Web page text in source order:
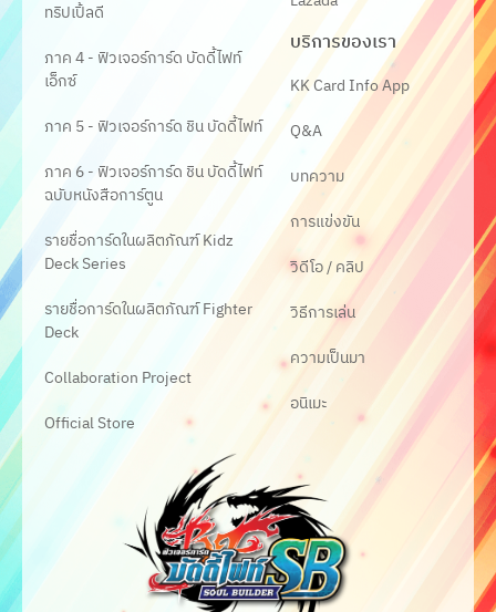
ทริปเปิ้ลดี
ภาค 4 - ฟิวเจอร์การ์ด บัดดี้ไฟท์
เอ็กซ์
ภาค 5 - ฟิวเจอร์การ์ด ชิน บัดดี้ไฟท์
ภาค 6 - ฟิวเจอร์การ์ด ชิน บัดดี้ไฟท์
ฉบับหนังสือการ์ตูน
รายชื่อการ์ดในผลิตภัณฑ์ Kidz
Deck Series
รายชื่อการ์ดในผลิตภัณฑ์ Fighter
Deck
Collaboration Project
Official Store
บริการของเรา
KK Card Info App
Q&A
บทความ
การแข่งขัน
วิดีโอ / คลิป
วิธีการเล่น
ความเป็นมา
อนิเมะ